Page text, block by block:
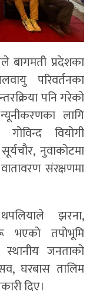
बागमती प्रदेशका
परिवर्तनका
पनि गरेको
लागि
गोविन्द वियोगी
नुवाकोटमा
संरक्षणमा
झरना,
भएको तपोभूमि
जनताको
घरबास तालिम
दिए।